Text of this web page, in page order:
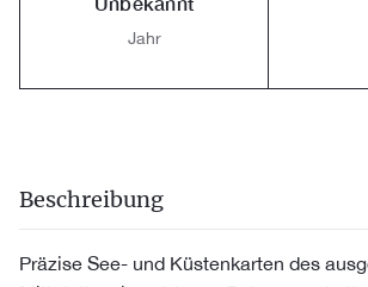
Jahr
Beschreibung
Präzise See- und Küstenkarten des